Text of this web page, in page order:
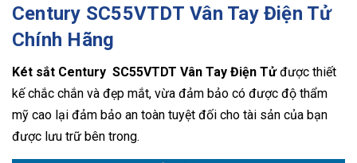
Century SC55VTDT Vân Tay Điện Tử
Chính Hãng
Két sắt Century SC55VTDT Vân Tay Điện Tửđược thiết
kế chắc chắn và đẹp mắt, vừa đảm bảo có được độ thẩm
mỹ cao lại đảm bảo an toàn tuyệt đối cho tài sản của bạn
được lưu trữ bên trong.